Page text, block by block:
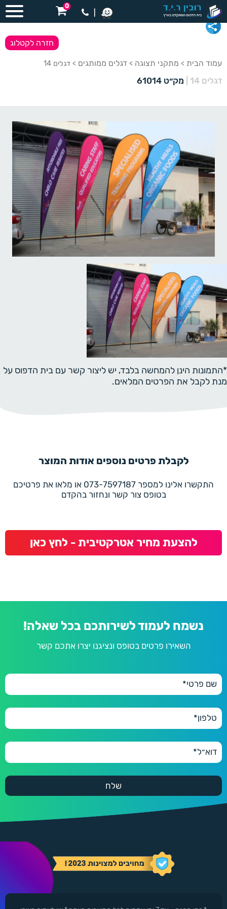
0
עמוד הבית > מתקני תצוגה > דגלים ממותגים > דגלים 14
דגלים 14 מק״ט 61014
חזרה לקטלוג
*התמונות הינן להמחשה בלבד, יש ליצור קשר עם בית הדפוס על
מנת לקבל את הפרטים המלאים.
לקבלת פרטים נוספים אודות המוצר
התקשרו אלינו למספר 073-7597187 או מלאו את פרטיכם
בטופס צור קשר ונחזור בהקדם
להצעת מחיר אטרקטיבית - לחץ כאן
נשמח לעמוד לשירותכם בכל שאלה!
השאירו פרטים בטופס ונציגנו יצרו אתכם קשר